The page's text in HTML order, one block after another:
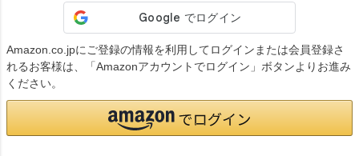
Amazon.co.jpにご登録の情報を利用してログインまたは会員登録さ
れるお客様は、「Amazonアカウントでログイン」ボタンよりお進み
ください。